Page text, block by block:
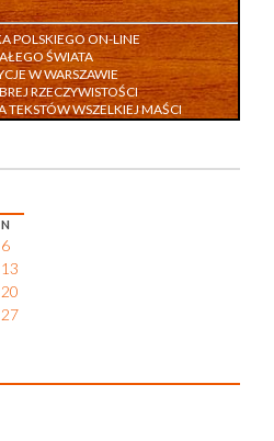
POLSKIEGO ON-LINE
ŚWIATA
W WARSZAWIE
RZECZYWISTOŚCI
TEKSTÓW WSZELKIEJ MAŚCI
N
6
13
20
27